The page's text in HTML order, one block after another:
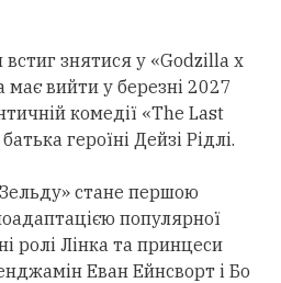
знятися у «Godzilla x
має вийти у березні 2027
комедії «The Last
героїні Дейзі Рідлі.
стане першою
популярної
ролі Лінка та принцеси
Еван Ейнсворт і Бо